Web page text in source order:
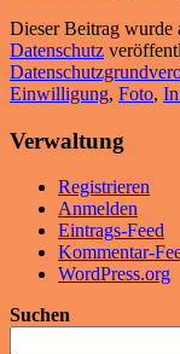
Dieser Beitrag wurde
Datenschutz
Einwilligung, Foto,
Verwaltung
Registrieren
Anmelden
Eintrags-Feed
Kommentar-
WordPress.org
Suchen